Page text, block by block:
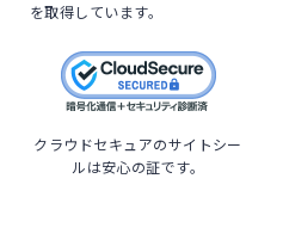
を取得しています。
クラウドセキュアのサイトシー
ルは安心の証です。